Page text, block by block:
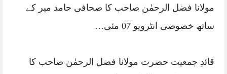
مولانا فضل الرحمٰن صاحب کا صحافی حامد میر کے
ساتھ خصوصی انٹرویو 07 مئی…
قائدِ جمعیت حضرت مولانا فضل الرحمٰن صاحب کا